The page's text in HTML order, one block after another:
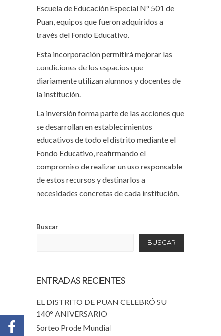
Escuela de Educación Especial N° 501 de
Puan, equipos que fueron adquiridos a
través del Fondo Educativo.
Esta incorporación permitirá mejorar las
condiciones de los espacios que
diariamente utilizan alumnos y docentes de
la institución.
La inversión forma parte de las acciones que
se desarrollan en establecimientos
educativos de todo el distrito mediante el
Fondo Educativo, reafirmando el
compromiso de realizar un uso responsable
de estos recursos y destinarlos a
necesidades concretas de cada institución.
Buscar
BUSCAR
ENTRADAS RECIENTES
EL DISTRITO DE PUAN CELEBRÓ SU
140° ANIVERSARIO
Sorteo Prode Mundial